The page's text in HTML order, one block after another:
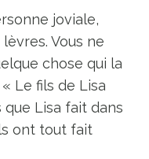
joviale,
Vous ne
chose qui la
Le fils de Lisa
que Lisa fait dans
ont tout fait